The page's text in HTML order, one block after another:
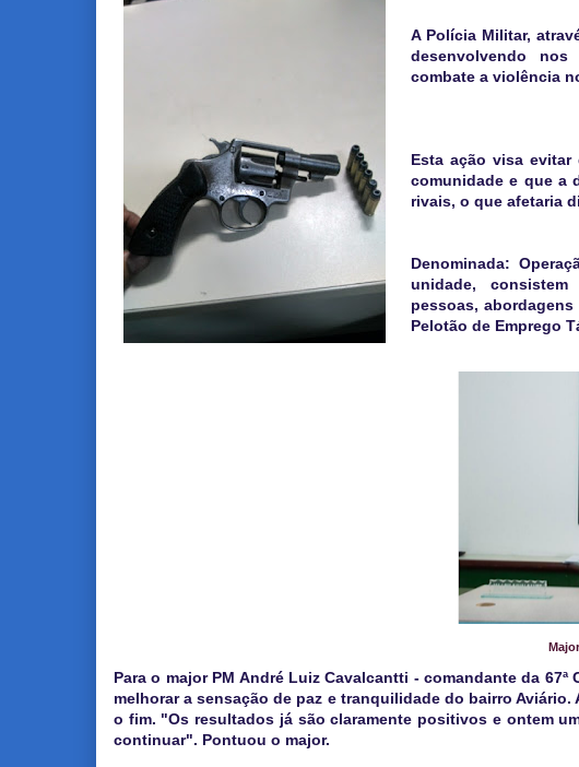
A Polícia Militar,
desenvolvendo
combate a violência
Esta ação visa
comunidade e que a
rivais, o que afetaria
Denominada:
unidade,
pessoas,
Pelotão de Emprego
Para o major PM André Luiz Cavalcantti - comandante da
melhorar a sensação de paz e tranquilidade do bairro
o fim. "Os resultados já são claramente positivos e ontem
continuar". Pontuou o major.